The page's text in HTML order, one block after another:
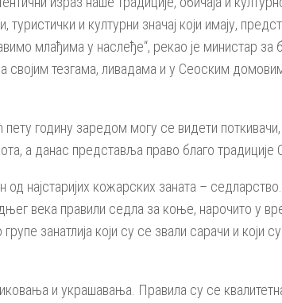
и културни значај који имају,
млађима у наслеђе“, рекао је министар за
својим тезгама, ливадама и у Сеоским
годину заредом могу се видети поткивачи,
а данас представља право благо традиције
од најстаријих кожарских заната –
века правили седла за коње, нарочито у
занатлија који су се звали сарачи и који
и украшавања. Правила су се